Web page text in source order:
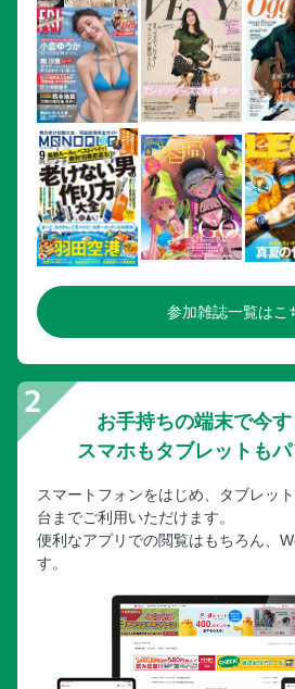
参加雑誌一覧はこ
お手持ちの端末で今す
スマホもタブレットも
スマートフォンをはじめ、タブレッ
台までご利用いただけます。
便利なアプリでの閲覧はもちろん、
す。